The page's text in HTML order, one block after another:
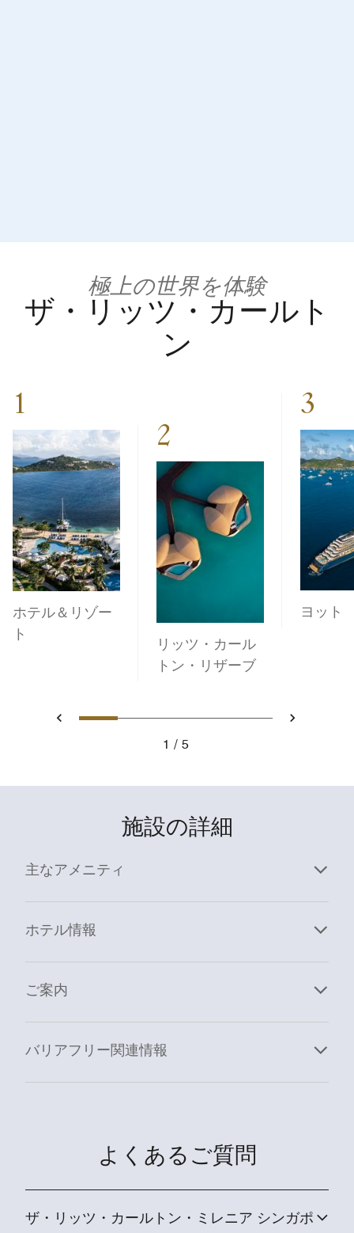
極上の世界を体験
ザ・リッツ・カールト
ン
1
ホテル＆リゾー
ト
2
リッツ・カール
トン・リザーブ
3
ヨット
戻る
1 2 3 4 5 次へ
1 5
施設の詳細
主なアメニティ
ホテル情報
ご案内
バリアフリー関連情報
よくあるご質問
ザ・リッツ・カールトン・ミレニア シンガポ